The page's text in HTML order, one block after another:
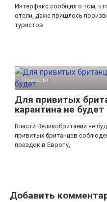
Интерфакс сообщил о том,
отели, даже пришлось
туристов
Новости
Для привитых
карантина не будет
Власти Великобритании не
привитых британцев
поездок в Европу,
Добавить